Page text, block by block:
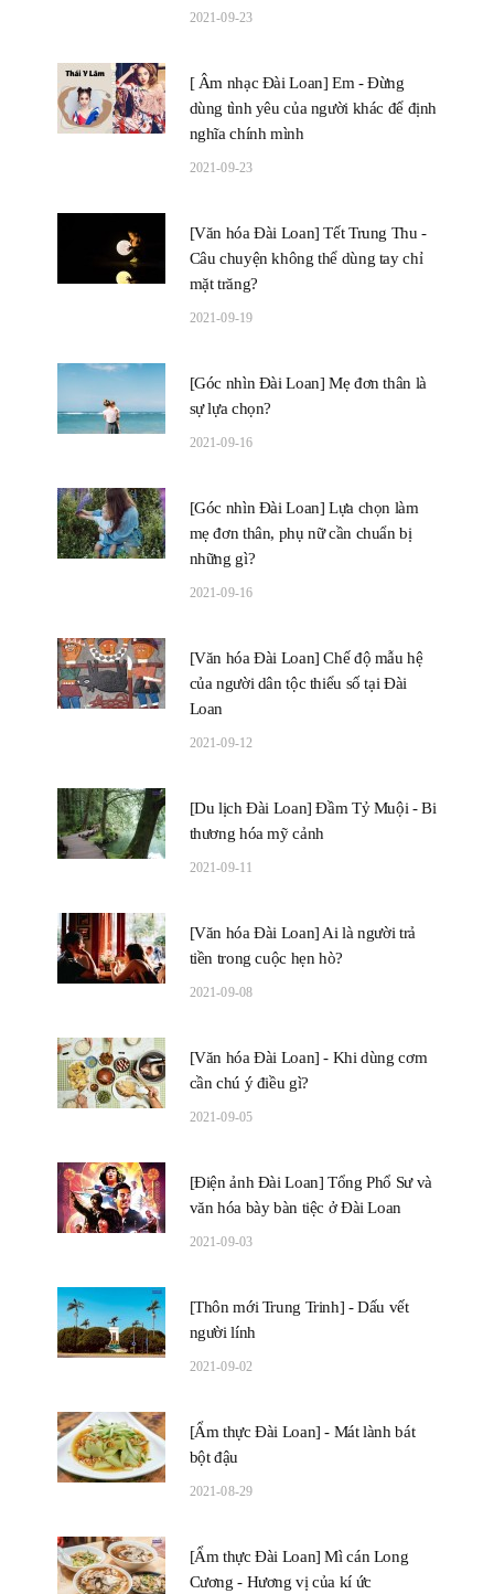
2021-09-23
[ Âm nhạc Đài Loan] Em - Đừng
dùng tình yêu của người khác để định
nghĩa chính mình
2021-09-23
[Văn hóa Đài Loan] Tết Trung Thu -
Câu chuyện không thể dùng tay chỉ
mặt trăng?
2021-09-19
[Góc nhìn Đài Loan] Mẹ đơn thân là
sự lựa chọn?
2021-09-16
[Góc nhìn Đài Loan] Lựa chọn làm
mẹ đơn thân, phụ nữ cần chuẩn bị
những gì?
2021-09-16
[Văn hóa Đài Loan] Chế độ mẫu hệ
của người dân tộc thiểu số tại Đài
Loan
2021-09-12
[Du lịch Đài Loan] Đầm Tỷ Muội - Bi
thương hóa mỹ cảnh
2021-09-11
[Văn hóa Đài Loan] Ai là người trả
tiền trong cuộc hẹn hò?
2021-09-08
[Văn hóa Đài Loan] - Khi dùng cơm
cần chú ý điều gì?
2021-09-05
[Điện ảnh Đài Loan] Tổng Phổ Sư và
văn hóa bày bàn tiệc ở Đài Loan
2021-09-03
[Thôn mới Trung Trinh] - Dấu vết
người lính
2021-09-02
[Ẩm thực Đài Loan] - Mát lành bát
bột đậu
2021-08-29
[Ẩm thực Đài Loan] Mì cán Long
Cương - Hương vị của kí ức